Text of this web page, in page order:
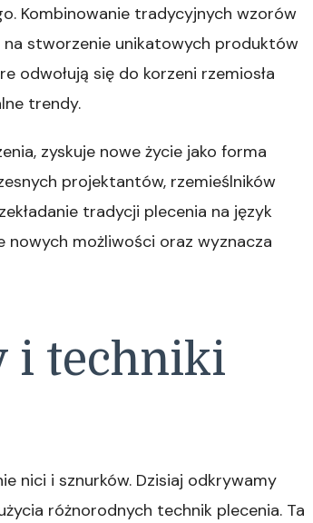
Kombinowanie tradycyjnych wzorów
stworzenie unikatowych produktów
odwołują się do korzeni rzemiosła
trendy.
zyskuje nowe życie jako forma
projektantów, rzemieślników
tradycji plecenia na język
nowych możliwości oraz wyznacza
i techniki
nici i sznurków. Dzisiaj odkrywamy
różnorodnych technik plecenia. Ta